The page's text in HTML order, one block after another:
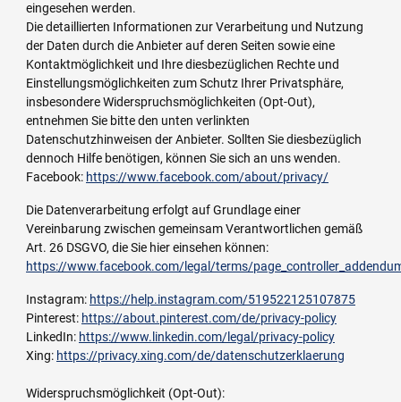
eingesehen werden.
Die detaillierten Informationen zur Verarbeitung und Nutzung
der Daten durch die Anbieter auf deren Seiten sowie eine
Kontaktmöglichkeit und Ihre diesbezüglichen Rechte und
Einstellungsmöglichkeiten zum Schutz Ihrer Privatsphäre,
insbesondere Widerspruchsmöglichkeiten (Opt-Out),
entnehmen Sie bitte den unten verlinkten
Datenschutzhinweisen der Anbieter. Sollten Sie diesbezüglich
dennoch Hilfe benötigen, können Sie sich an uns wenden.
Facebook: https://www.facebook.com/about/privacy/
Die Datenverarbeitung erfolgt auf Grundlage einer
Vereinbarung zwischen gemeinsam Verantwortlichen gemäß
Art. 26 DSGVO, die Sie hier einsehen können:
https://www.facebook.com/legal/terms/
Instagram: https://help.instagram.com/519522125107875
Pinterest: https://about.pinterest.com/de/privacy-policy
LinkedIn: https://www.linkedin.com/legal/privacy-policy
Xing: https://privacy.xing.com/de/datenschutzerklaerung
Widerspruchsmöglichkeit (Opt-Out):